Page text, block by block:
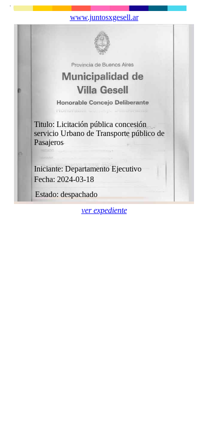
Titulo: Licitación pública concesión
servicio Urbano de Transporte público de
Pasajeros
Fecha: 2024-03-18
Estado: despachado
Iniciante: Departamento Ejecutivo
www.juntosxgesell.ar
ver expediente